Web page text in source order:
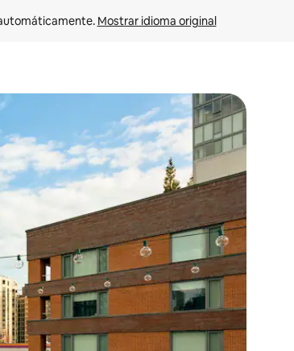
Mostrar idioma original
y hacia abajo o explorá deslizando el dedo.